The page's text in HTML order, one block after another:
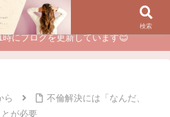
たのチャンスに変わるカウンセリング
にブログを更新しています😊
ら
不倫解決には「なんだ、
が必要
検索